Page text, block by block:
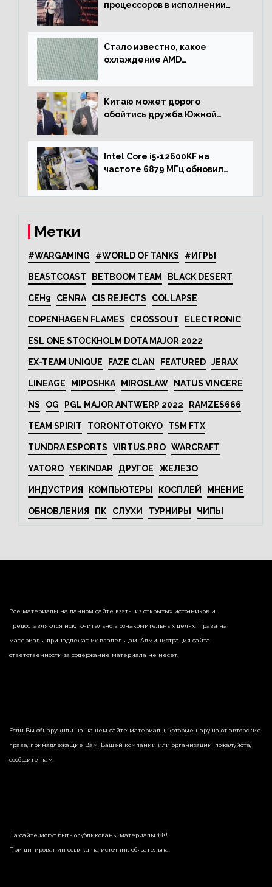
процессоров в исполнении
Стало известно, какое
охлаждение AMD
процессора Ryzen 7000 до 5.5
ГГц
Китаю может дорого
обойтись дружба Южной
Intel Core i5-12600KF на
частоте 6879 МГц обновил
Метки
#WARGAMING #WORLD OF TANKS #ИГРЫ
BEASTCOAST BETBOOM TEAM BLACK DESERT
CEH9 CENRA CIS REJECTS COLLAPSE
COPENHAGEN FLAMES CROSSOUT ELECTRONIC
ESL ONE STOCKHOLM DOTA MAJOR 2022
EX-TEAM UNIQUE FAZE CLAN FEATURED JERAX
LINEAGE MIPOSHKA MIROSLAW NATUS VINCERE
NS OG PGL MAJOR ANTWERP 2022 RAMZES666
TEAM SPIRIT TORONTOTOKYO TSM FTX
TUNDRA ESPORTS VIRTUS.PRO WARCRAFT
YATORO YEKINDAR ДРУГОЕ ЖЕЛЕЗО
ИНДУСТРИЯ КОМПЬЮТЕРЫ КОСПЛЕЙ МНЕНИЕ
ОБНОВЛЕНИЯ ПК СЛУХИ ТУРНИРЫ ЧИПЫ
Все материалы на данном сайте взяты из открытых источников и
предоставляются исключительно в ознакомительных целях. Права на
материалы принадлежат их владельцам. Администрация сайта
ответственности за содержание материала не несет.
Если Вы обнаружили на нашем сайте материалы, которые нарушают авторские
права, принадлежащие Вам, Вашей компании или организации, пожалуйста,
сообщите нам.
На сайте могут быть опубликованы материалы 18+!
При цитировании ссылка на источник обязательна.